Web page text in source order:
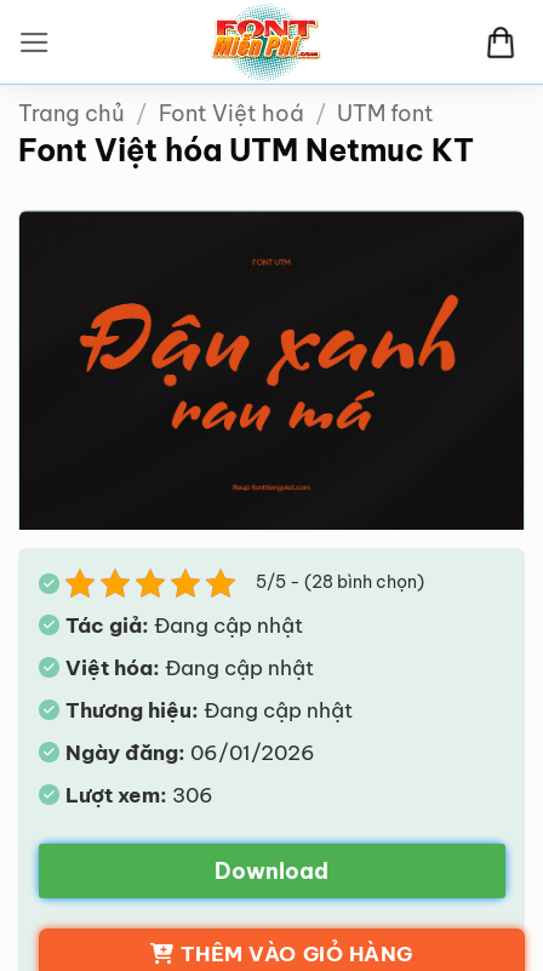
qua
nội
dung
Trang chủ / Font Việt hoá / UTM font
Font Việt hóa UTM Netmuc KT
5/5 - (28 bình chọn)
Tác giả: Đang cập nhật
Việt hóa: Đang cập nhật
Thương hiệu: Đang cập nhật
Ngày đăng: 06/01/2026
Lượt xem: 306
Download
THÊM VÀO GIỎ HÀNG